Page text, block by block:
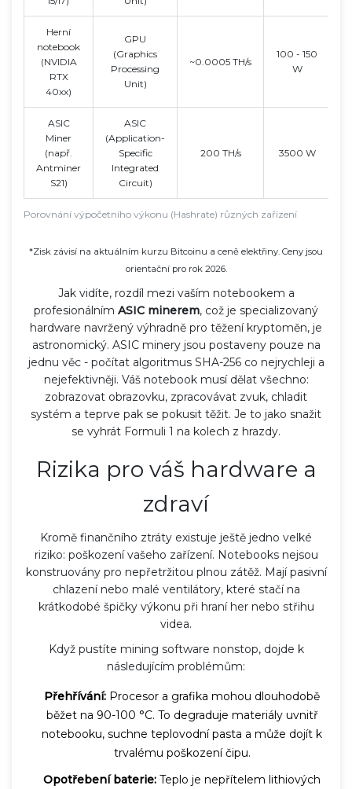
Porovnání výpočetního výkonu (Hashrate) různých zařízení
Herní
notebook
(NVIDIA
RTX
40xx)
GPU
(Graphics
Processing
Unit)
~0.0005 TH/s
100 - 150
W
ASIC
Miner
(např.
Antminer
S21)
ASIC
(Application-
Specific
Integrated
Circuit)
200 TH/s 3500 W
*Zisk závisí na aktuálním kurzu Bitcoinu a ceně elektřiny. Ceny jsou
orientační pro rok 2026.
Jak vidíte, rozdíl mezi vaším notebookem a
profesionálním ASIC minerem, což je specializovaný
hardware navržený výhradně pro těžení kryptoměn, je
astronomický. ASIC minery jsou postaveny pouze na
jednu věc - počítat algoritmus SHA-256 co nejrychleji a
nejefektivněji. Váš notebook musí dělat všechno:
zobrazovat obrazovku, zpracovávat zvuk, chladit
systém a teprve pak se pokusit těžit. Je to jako snažit
se vyhrát Formuli 1 na kolech z hrazdy.
Rizika pro váš hardware a
zdraví
Kromě finančního ztráty existuje ještě jedno velké
riziko: poškození vašeho zařízení. Notebooks nejsou
konstruovány pro nepřetržitou plnou zátěž. Mají pasivní
chlazení nebo malé ventilátory, které stačí na
krátkodobé špičky výkonu při hraní her nebo střihu
videa.
Když pustíte mining software nonstop, dojde k
následujícím problémům:
Přehřívání: Procesor a grafika mohou dlouhodobě
běžet na 90-100 °C. To degraduje materiály uvnitř
notebooku, suchne teplovodní pasta a může dojít k
trvalému poškození čipu.
Opotřebení baterie: Teplo je nepřítelem lithiových